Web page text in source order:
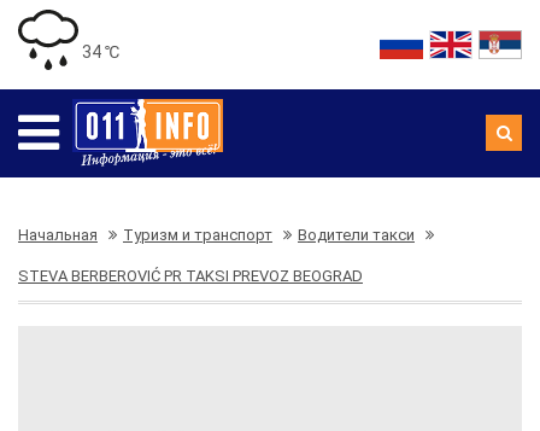
34 ℃
Начальная Туризм и транспорт Водители такси
STEVA BERBEROVIĆ PR TAKSI PREVOZ BEOGRAD